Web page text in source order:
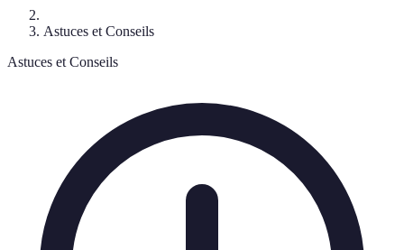
Astuces et Conseils
Astuces et Conseils